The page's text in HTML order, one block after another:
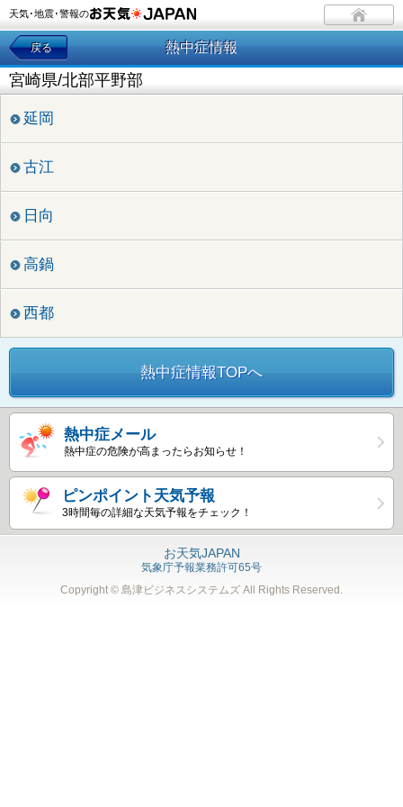
天気･地震･警報の
戻る 熱中症情報
宮崎県/北部平野部
延岡
古江
日向
高鍋
西都
熱中症情報TOPへ
熱中症メール
熱中症の危険が高まったらお知らせ！
ピンポイント天気予報
3時間毎の詳細な天気予報をチェック！
お天気JAPAN
気象庁予報業務許可65号
Copyright © 島津ビジネスシステムズ All Rights Reserved.